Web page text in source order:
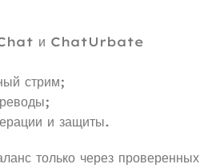
и ChatUrbate
стрим;
и защиты.
только через проверенных